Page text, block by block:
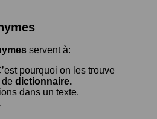
servent à:
pourquoi on les trouve
de dictionnaire.
dans un texte.